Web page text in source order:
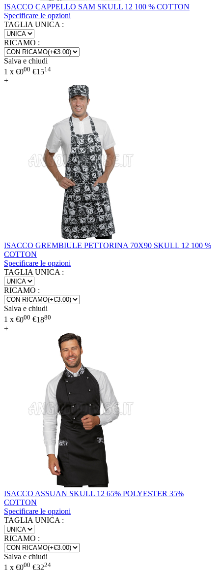
ISACCO CAPPELLO SAM SKULL 12 100 % COTTON
Specificare le opzioni
TAGLIA UNICA :
RICAMO :
Salva e chiudi
1 x €000 €1514
+
ISACCO GREMBIULE PETTORINA 70X90 SKULL 12 100 %
COTTON
Specificare le opzioni
TAGLIA UNICA :
RICAMO :
Salva e chiudi
1 x €000 €1880
+
ISACCO ASSUAN SKULL 12 65% POLYESTER 35%
COTTON
Specificare le opzioni
TAGLIA UNICA :
RICAMO :
Salva e chiudi
1 x €000 €3224